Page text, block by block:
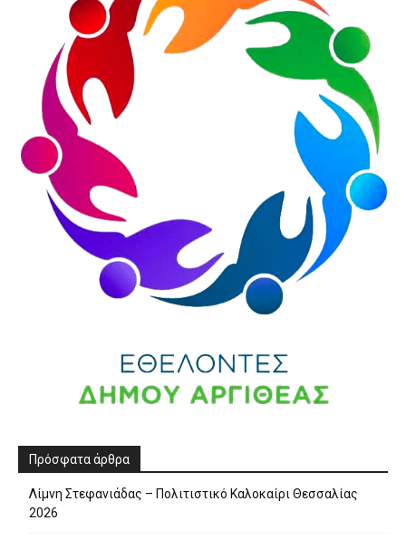
Πρόσφατα άρθρα
Λίμνη Στεφανιάδας – Πολιτιστικό Καλοκαίρι Θεσσαλίας
2026